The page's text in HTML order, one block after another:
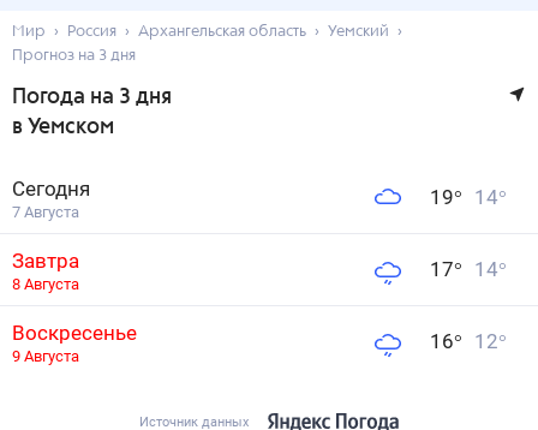
Мир Россия Архангельская область
Уемский
Прогноз на 3 дня
Погода на 3 дня
в Уемском
Сегодня
7 Августа
19° 14°
Завтра
8 Августа
17° 14°
Воскресенье
9 Августа
16° 12°
Источник данных